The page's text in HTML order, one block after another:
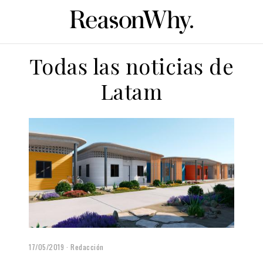
Todas las noticias de
Latam
17/05/2019 Redacción